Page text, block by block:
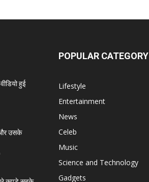
हुई
और उसके
POPULAR CATEGORY
Lifestyle
Entertainment
News
Celeb
Music
Science and Technology
Gadgets